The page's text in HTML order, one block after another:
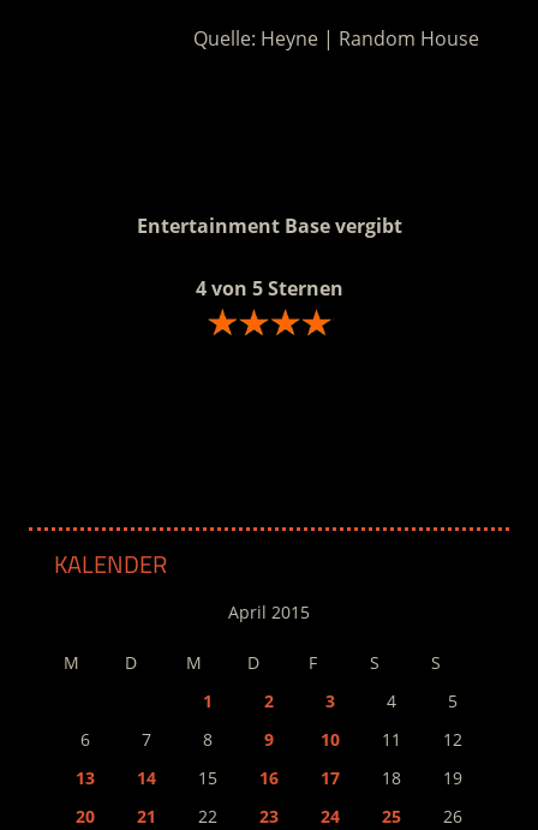
Quelle: Heyne | Random House
Entertainment Base vergibt
4 von 5 Sternen
KALENDER
April 2015
M D M D F S
S
1
2 3 4
5
6
7 8 9 10 11
12
13
14 15 16 17 18
19
20
21 22 23 24 25
26